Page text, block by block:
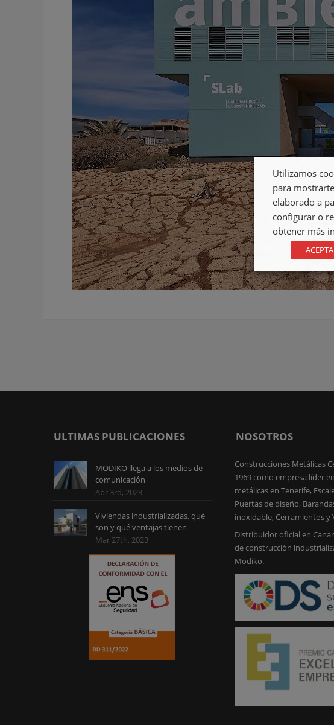
ULTIMAS PUBLICACIONES
MODIKO llega a los medios de
comunicación
Abr 3rd, 2023
Viviendas industrializadas, qué
son y qué ventajas tienen
Mar 27th, 2023
NOSOTROS
Construcciones Metálicas
1969 como empresa líder
metálicas en Tenerife,
Puertas de diseño,
inoxidable, Cerramientos y
Distribuidor oficial en
de construcción
Modiko.
Utilizamos
para
elaborado a
configurar o
obtener más